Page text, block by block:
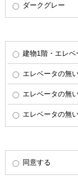
ダークグレー
建物1階・エレ
エレベータの無
エレベータの無
エレベータの無
同意する